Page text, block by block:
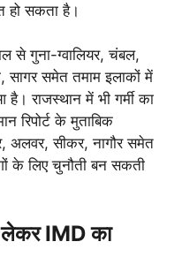
हो सकता है।
से गुना-ग्वालियर, चंबल,
सागर समेत तमाम इलाकों में
राजस्थान में भी गर्मी का
रिपोर्ट के मुताबिक
अलवर, सीकर, नागौर समेत
के लिए चुनौती बन सकती
लेकर IMD का